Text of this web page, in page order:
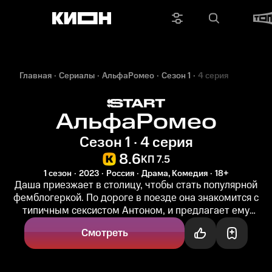
Главная Сериалы АльфаРомео Сезон 1 4 серия
АльфаРомео
Сезон 1 · 4 серия
8.6КП 7.5
1 сезон 2023 Россия Драма, Комедия 18+
Даша приезжает в столицу, чтобы стать популярной
фемблогеркой. По дороге в поезде она знакомится с
типичным сексистом Антоном, и предлагает ему
эксперимент: быть главным...
Смотреть